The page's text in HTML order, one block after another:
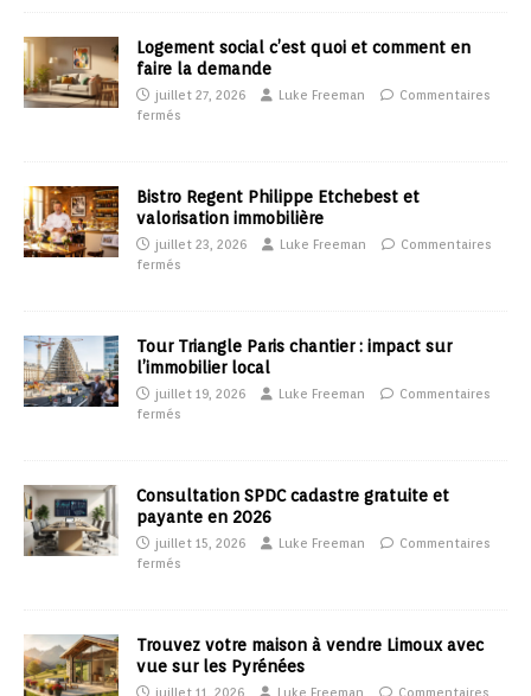
Logement social c’est quoi et comment en
faire la demande
juillet 27, 2026 Luke Freeman
Commentaires
fermés
Bistro Regent Philippe Etchebest et
valorisation immobilière
juillet 23, 2026 Luke Freeman
Commentaires
fermés
Tour Triangle Paris chantier : impact sur
l’immobilier local
juillet 19, 2026 Luke Freeman
Commentaires
fermés
Consultation SPDC cadastre gratuite et
payante en 2026
juillet 15, 2026 Luke Freeman
Commentaires
fermés
Trouvez votre maison à vendre Limoux avec
vue sur les Pyrénées
juillet 11, 2026 Luke Freeman
Commentaires